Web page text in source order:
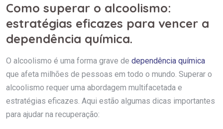
Como superar o alcoolismo:
estratégias eficazes para vencer a
dependência química.
O alcoolismo é uma forma grave de dependência química
que afeta milhões de pessoas em todo o mundo. Superar o
alcoolismo requer uma abordagem multifacetada e
estratégias eficazes. Aqui estão algumas dicas importantes
para ajudar na recuperação: